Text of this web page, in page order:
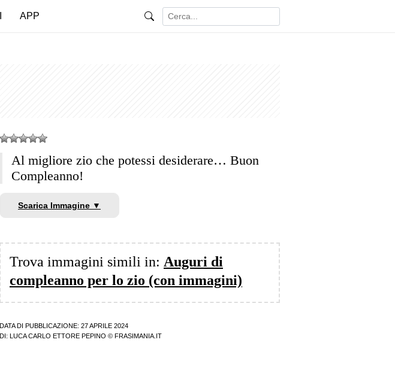
APP
Al migliore zio che potessi desiderare… Buon
Compleanno!
Scarica Immagine ▼
Trova immagini simili in: Auguri di
compleanno per lo zio (con immagini)
DATA DI PUBBLICAZIONE: 27 APRILE 2024
DI:
LUCA CARLO ETTORE PEPINO © FRASIMANIA.IT